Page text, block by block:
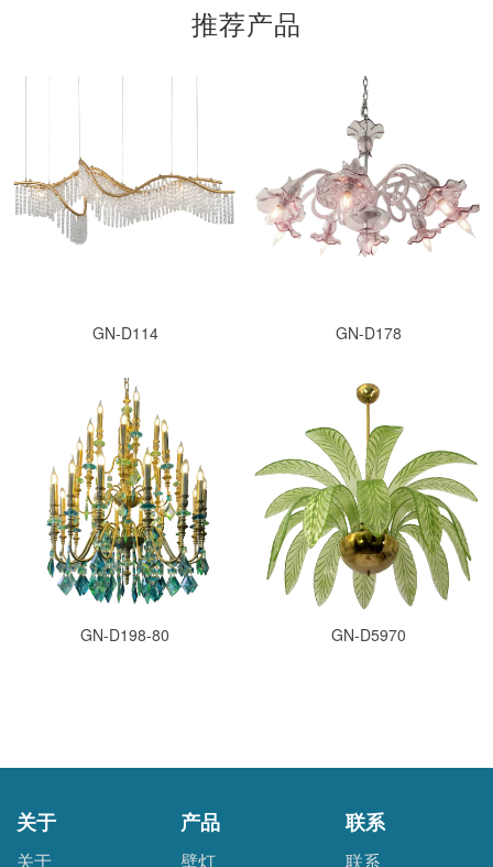
推荐产品
GN-D114 GN-D178
GN-D198-80 GN-D5970
关于
关于
产品
壁灯
联系
联系